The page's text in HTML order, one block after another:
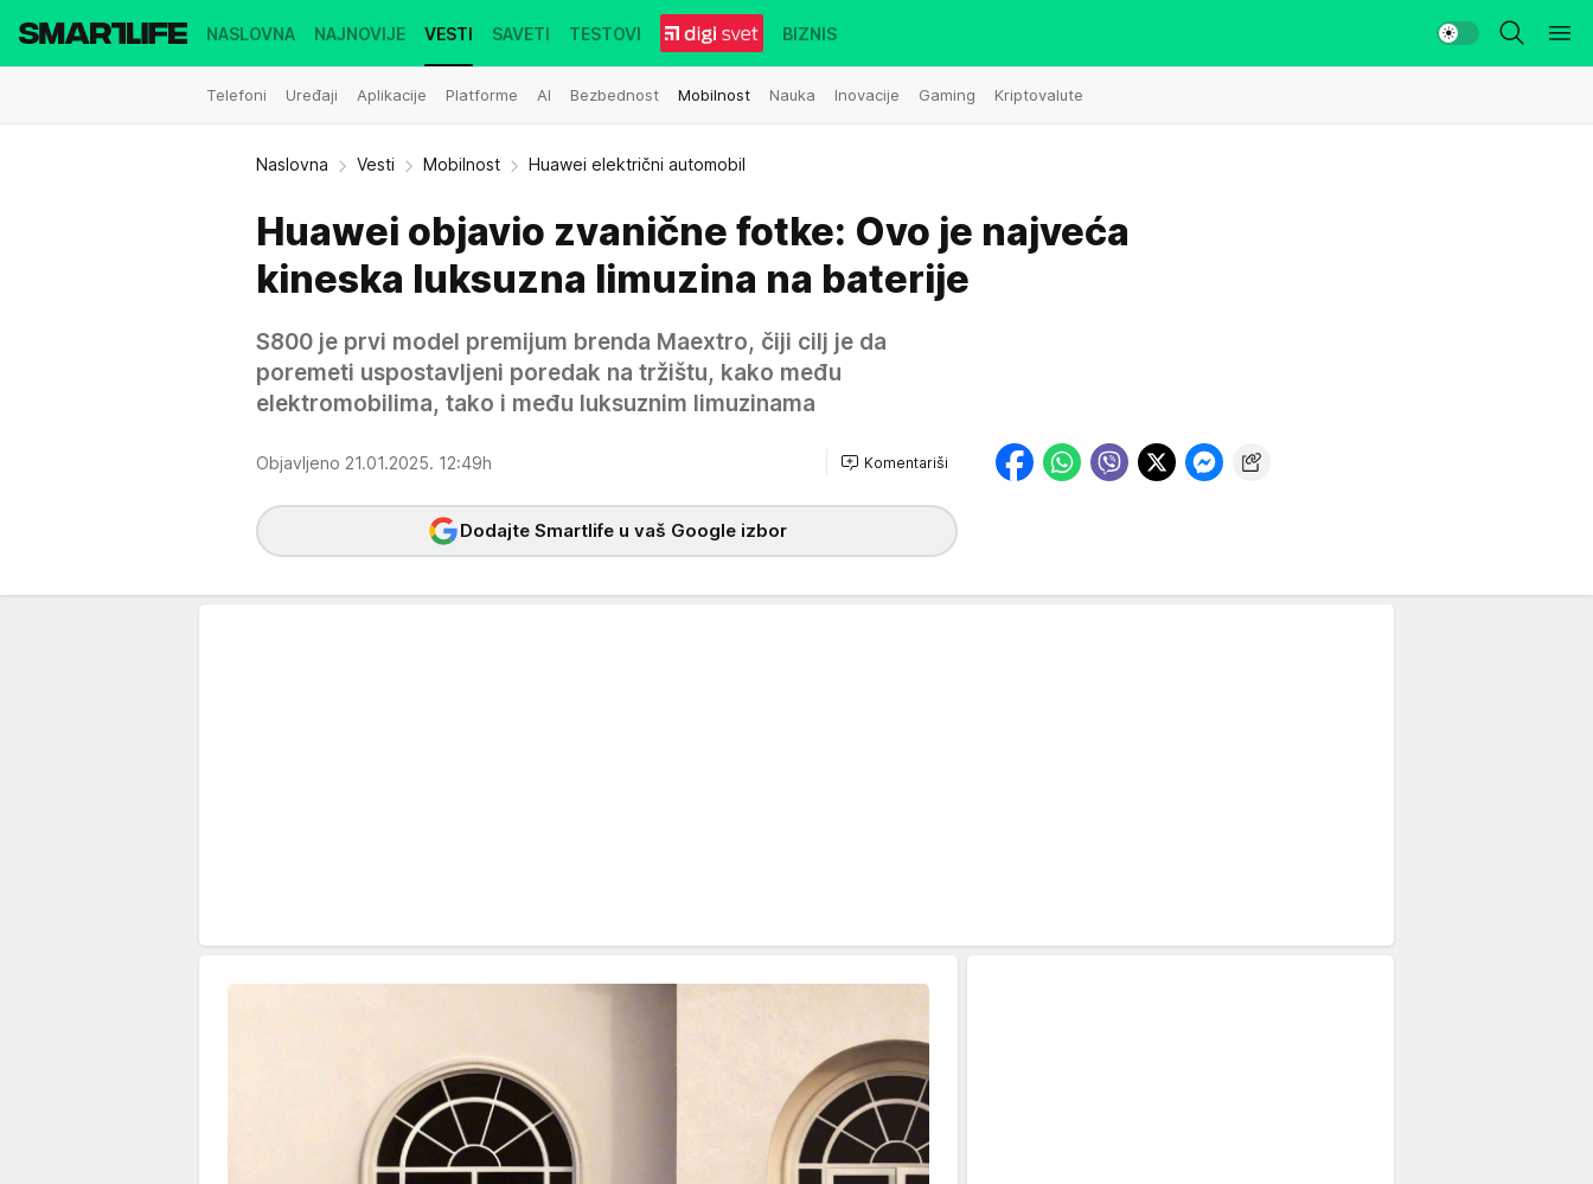
NASLOVNA NAJNOVIJE VESTI
Telefoni Uređaji Aplikacije Platforme AI Bezbednost Mobilnost Nauka Inovacije Gaming Kriptovalute
SAVETI TESTOVI BIZNIS
Naslovna Vesti Mobilnost Huawei električni automobil
Huawei objavio zvanične fotke: Ovo je najveća
kineska luksuzna limuzina na baterije
S800 je prvi model premijum brenda Maextro, čiji cilj je da
poremeti uspostavljeni poredak na tržištu, kako među
elektromobilima, tako i među luksuznim limuzinama
Objavljeno 21.01.2025. 12:49h Komentariši
Dodajte Smartlife u vaš Google izbor